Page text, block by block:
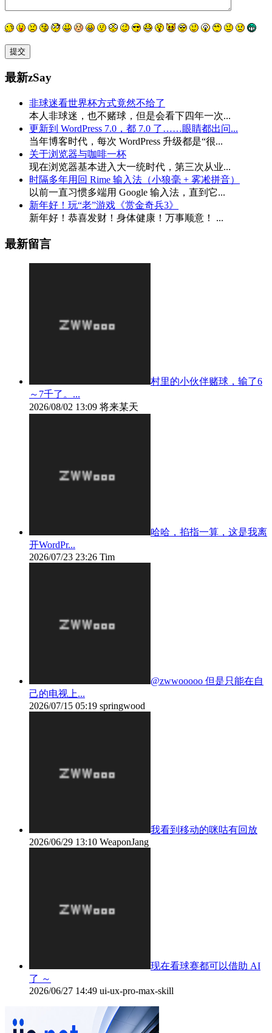
最新zSay
非球迷看世界杯方式竟然不给了
本人非球迷，也不赌球，但是会看下四年一次...
更新到 WordPress 7.0，都 7.0 了……眼睛都出问...
当年博客时代，每次 WordPress 升级都是“很...
关于浏览器与咖啡一杯
现在浏览器基本进入大一统时代，第三次从业...
时隔多年用回 Rime 输入法（小狼毫 + 雾凇拼音）
以前一直习惯多端用 Google 输入法，直到它...
新年好！玩“老”游戏《赏金奇兵3》
新年好！恭喜发财！身体健康！万事顺意！ ...
最新留言
村里的小伙伴赌球，输了6
～7千了。...
2026/08/02 13:09 将来某天
哈哈，掐指一算，这是我离
开WordPr...
2026/07/23 23:26 Tim
@zwwooooo 但是只能在自
己的电视上...
2026/07/15 05:19 springwood
我看到移动的咪咕有回放
2026/06/29 13:10 WeaponJang
现在看球赛都可以借助 AI
了 ～
2026/06/27 14:49 ui-ux-pro-max-skill